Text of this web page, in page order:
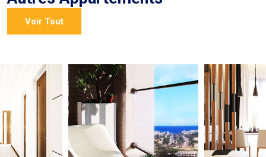
Voir Tout